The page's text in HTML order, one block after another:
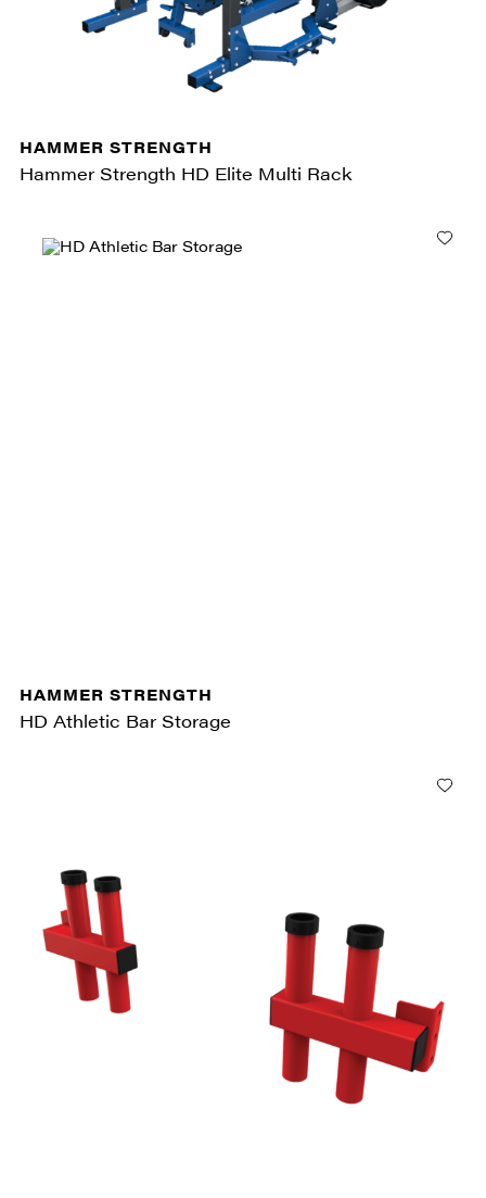
HAMMER STRENGTH
Hammer Strength HD Elite Multi Rack
HAMMER STRENGTH
HD Athletic Bar Storage